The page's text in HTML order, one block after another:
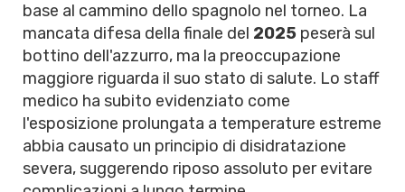
base al cammino dello spagnolo nel torneo. La
mancata difesa della finale del 2025 peserà sul
bottino dell'azzurro, ma la preoccupazione
maggiore riguarda il suo stato di salute. Lo staff
medico ha subito evidenziato come
l'esposizione prolungata a temperature estreme
abbia causato un principio di disidratazione
severa, suggerendo riposo assoluto per evitare